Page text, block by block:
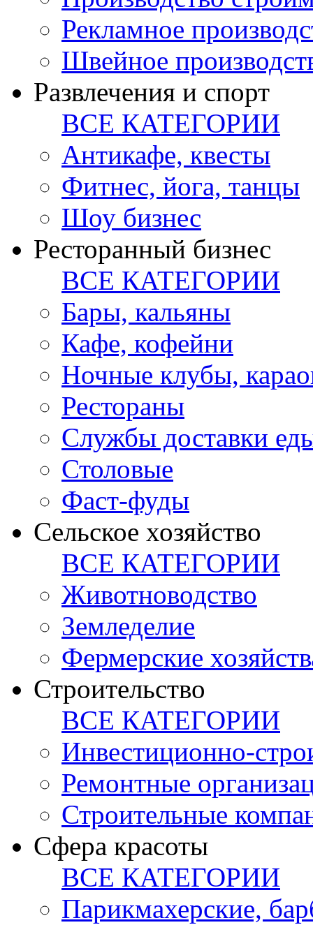
Рекламное
Швейное
Развлечения и спорт
ВСЕ КАТЕГОРИИ
Антикафе, квесты
Фитнес, йога, танцы
Шоу бизнес
Ресторанный бизнес
ВСЕ КАТЕГОРИИ
Бары, кальяны
Кафе, кофейни
Ночные клубы,
Рестораны
Службы доставки
Столовые
Фаст-фуды
Сельское хозяйство
ВСЕ КАТЕГОРИИ
Животноводство
Земледелие
Фермерские
Строительство
ВСЕ КАТЕГОРИИ
Инвестиционно-
Ремонтные
Строительные
Сфера красоты
ВСЕ КАТЕГОРИИ
Парикмахерские,